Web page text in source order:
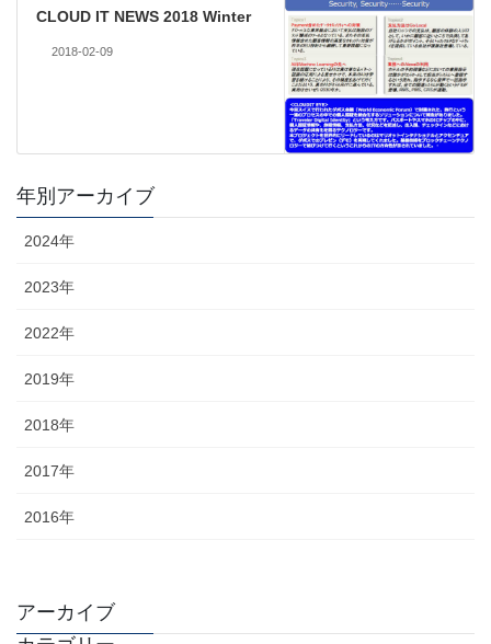
CLOUD IT NEWS 2018 Winter
2018-02-09
年別アーカイブ
2024年
2023年
2022年
2019年
2018年
2017年
2016年
アーカイブ